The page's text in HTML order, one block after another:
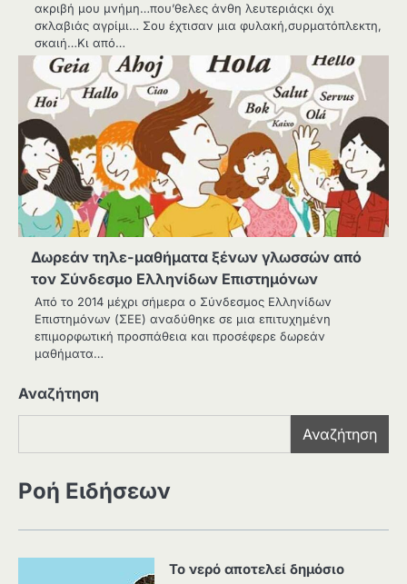
ακριβή μου μνήμη…που’θελες άνθη λευτεριάςκι όχι
σκλαβιάς αγρίμι… Σου έχτισαν μια φυλακή,συρματόπλεκτη,
σκαιή…Κι από…
Δωρεάν τηλε-μαθήματα ξένων γλωσσών από
τον Σύνδεσμο Ελληνίδων Επιστημόνων
Aπό το 2014 μέχρι σήμερα ο Σύνδεσμος Ελληνίδων
Επιστημόνων (ΣΕΕ) αναδύθηκε σε μια επιτυχημένη
επιμορφωτική προσπάθεια και προσέφερε δωρεάν
μαθήματα…
Αναζήτηση
Αναζήτηση
Ροή Ειδήσεων
Το νερό αποτελεί δημόσιο